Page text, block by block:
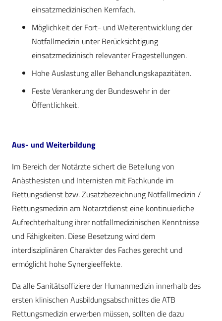
einsatzmedizinischen Kernfach.
Möglichkeit der Fort- und Weiterentwicklung der
Notfallmedizin unter Berücksichtigung
einsatzmedizinisch relevanter Fragestellungen.
Hohe Auslastung aller Behandlungskapazitäten.
Feste Verankerung der Bundeswehr in der
Öffentlichkeit.
Aus- und Weiterbildung
Im Bereich der Notärzte sichert die Beteilung von
Anästhesisten und Internisten mit Fachkunde im
Rettungsdienst bzw. Zusatzbezeichnung Notfallmedizin /
Rettungsmedizin am Notarztdienst eine kontinuierliche
Aufrechterhaltung ihrer notfallmedizinischen Kenntnisse
und Fähigkeiten. Diese Besetzung wird dem
interdisziplinären Charakter des Faches gerecht und
ermöglicht hohe Synergieeffekte.
Da alle Sanitätsoffiziere der Humanmedizin innerhalb des
ersten klinischen Ausbildungsabschnittes die ATB
Rettungsmedizin erwerben müssen, sollten die dazu